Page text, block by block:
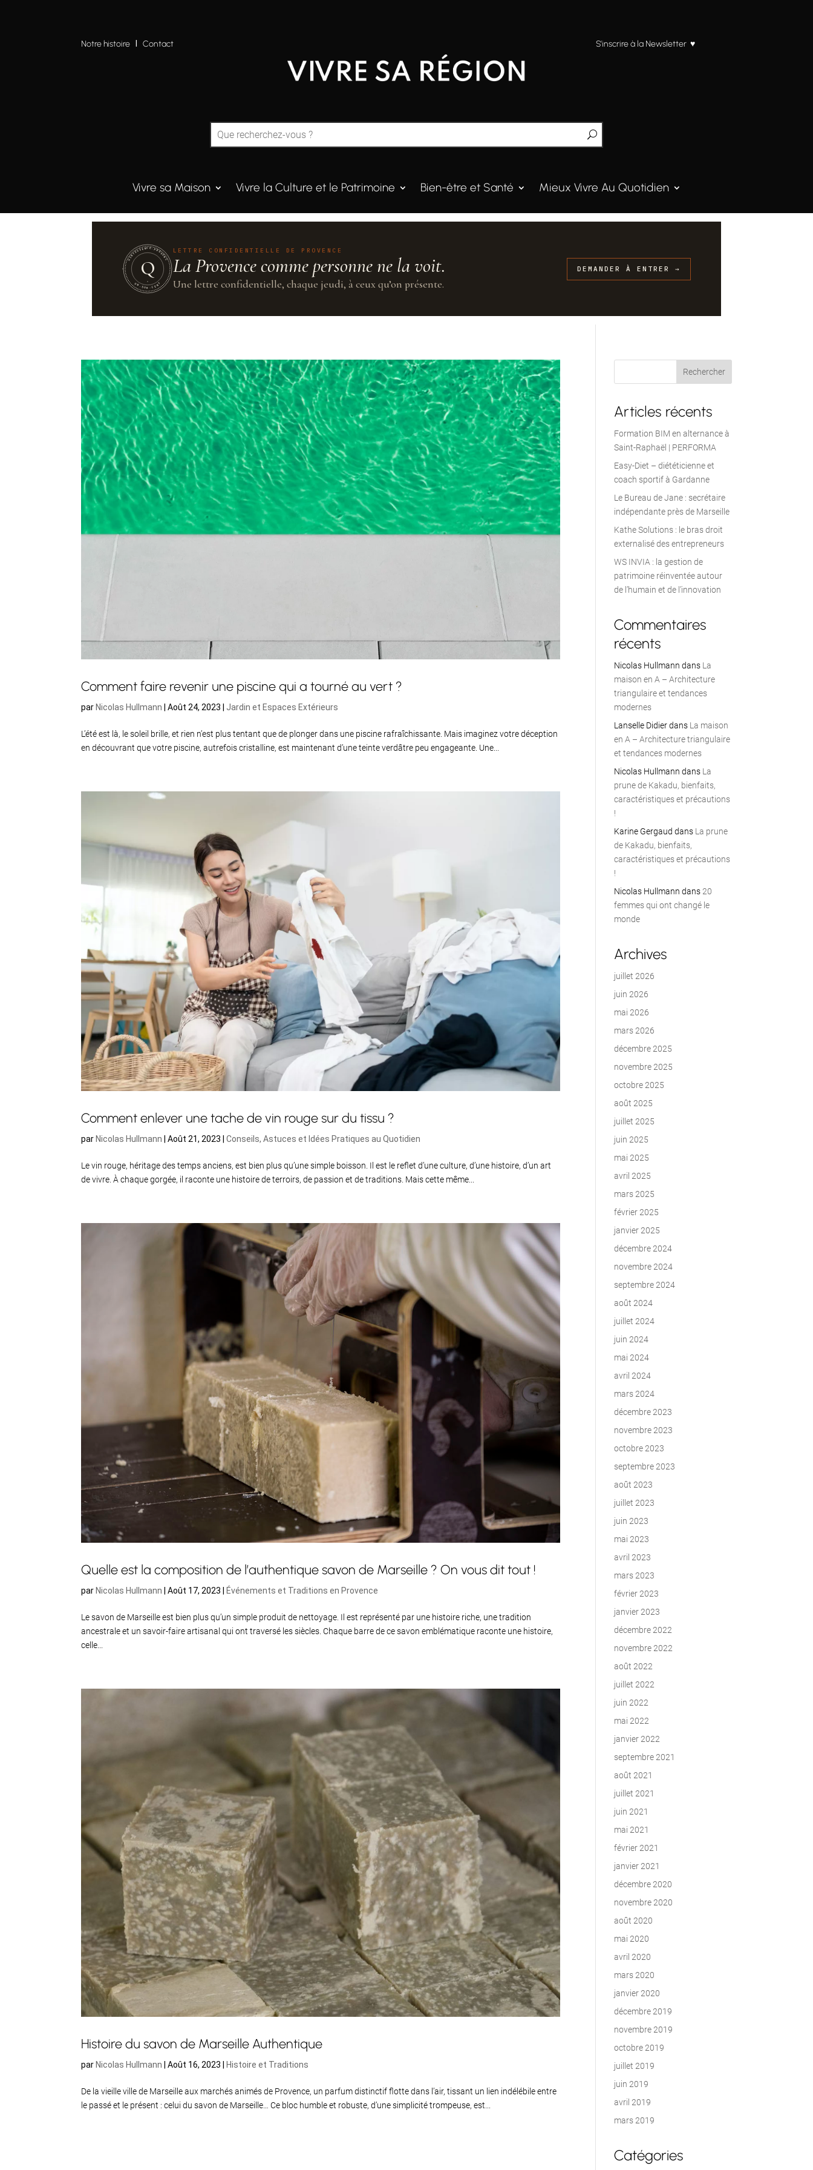
Notre histoire IContact S’inscrire à la Newsletter ♥
Vivre sa Maison Vivre la Culture et le Patrimoine Bien-être et Santé Mieux Vivre Au Quotidien
QUINTESSENCE·PROVENCE
UN·SUR·CENT
Q
LETTRE CONFIDENTIELLE DE PROVENCE
La Provence comme personne ne la voit.
Une lettre confidentielle, chaque jeudi, à ceux qu’on présente.
DEMANDER À ENTRER →
Comment faire revenir une piscine qui a tourné au vert ?
par Nicolas Hullmann |Août 24, 2023 Jardin et Espaces Extérieurs
L’été est là, le soleil brille, et rien n’est plus tentant que de plonger dans une piscine rafraîchissante. Mais imaginez votre déception
en découvrant que votre piscine, autrefois cristalline, est maintenant d’une teinte verdâtre peu engageante. Une...
Comment enlever une tache de vin rouge sur du tissu ?
par Nicolas Hullmann |Août 21, 2023 |Conseils, Astuces et Idées Pratiques au Quotidien
Le vin rouge, héritage des temps anciens, est bien plus qu’une simple boisson. Il est le reflet d’une culture, d’une histoire, d’un art
de vivre. À chaque gorgée, il raconte une histoire de terroirs, de passion et de traditions. Mais cette même...
Quelle est la composition de l’authentique savon de Marseille ? On vous dit tout !
par Nicolas Hullmann |Août 17, 2023 Événements et Traditions en Provence
Le savon de Marseille est bien plus qu’un simple produit de nettoyage. Il est représenté par une histoire riche, une tradition
ancestrale et un savoir-faire artisanal qui ont traversé les siècles. Chaque barre de ce savon emblématique raconte une histoire,
celle...
Histoire du savon de Marseille Authentique
par Nicolas Hullmann |Août 16, 2023 Histoire et Traditions
De la vieille ville de Marseille aux marchés animés de Provence, un parfum distinctif flotte dans l’air, tissant un lien indélébile entre
le passé et le présent : celui du savon de Marseille… Ce bloc humble et robuste, d’une simplicité trompeuse, est...
Articles récents
Formation BIM en alternance à
Saint-Raphaël | PERFORMA
Easy-Diet – diététicienne et
coach sportif à Gardanne
Le Bureau de Jane : secrétaire
indépendante près de Marseille
Kathe Solutions : le bras droit
externalisé des entrepreneurs
WS INVIA : la gestion de
patrimoine réinventée autour
de l’humain et de l’innovation
Commentaires
récents
Nicolas Hullmann dans La
maison en A – Architecture
triangulaire et tendances
modernes
Lanselle Didierdans La maison
en A – Architecture triangulaire
et tendances modernes
Nicolas Hullmann dans La
prune de Kakadu, bienfaits,
caractéristiques et précautions
!
Karine Gergaud dans La prune
de Kakadu, bienfaits,
caractéristiques et précautions
!
Nicolas Hullmann dans 20
femmes qui ont changé le
monde
Archives
juillet 2026
juin 2026
mai 2026
mars 2026
décembre 2025
novembre 2025
octobre 2025
août 2025
juillet 2025
juin 2025
mai 2025
avril 2025
mars 2025
février 2025
janvier 2025
décembre 2024
novembre 2024
septembre 2024
août 2024
juillet 2024
juin 2024
mai 2024
avril 2024
mars 2024
décembre 2023
novembre 2023
octobre 2023
septembre 2023
août 2023
juillet 2023
juin 2023
mai 2023
avril 2023
mars 2023
février 2023
janvier 2023
décembre 2022
novembre 2022
août 2022
juillet 2022
juin 2022
mai 2022
janvier 2022
septembre 2021
août 2021
juillet 2021
juin 2021
mai 2021
février 2021
janvier 2021
décembre 2020
novembre 2020
août 2020
mai 2020
avril 2020
mars 2020
janvier 2020
décembre 2019
novembre 2019
octobre 2019
juillet 2019
juin 2019
avril 2019
mars 2019
Catégories